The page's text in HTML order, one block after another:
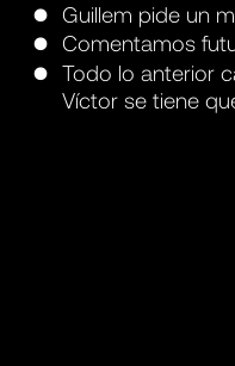
Guillem pide un
Comentamos
Todo lo anterior
Víctor se tiene